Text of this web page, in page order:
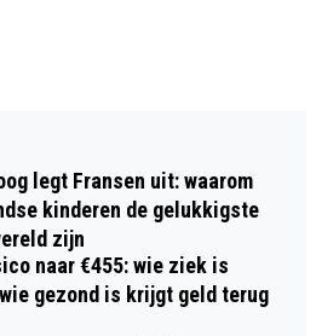
legt Fransen uit: waarom
kinderen de gelukkigste
zijn
naar €455: wie ziek is
gezond is krijgt geld terug